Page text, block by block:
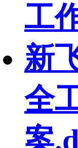
工
新
全
案